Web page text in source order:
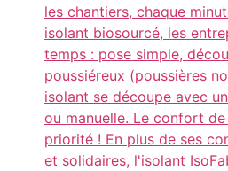
les chantiers, chaque
isolant biosourcé, les
temps : pose simple,
poussiéreux (poussières
isolant se découpe avec
ou manuelle. Le confort de
priorité ! En plus de ses
et solidaires, l'isolant